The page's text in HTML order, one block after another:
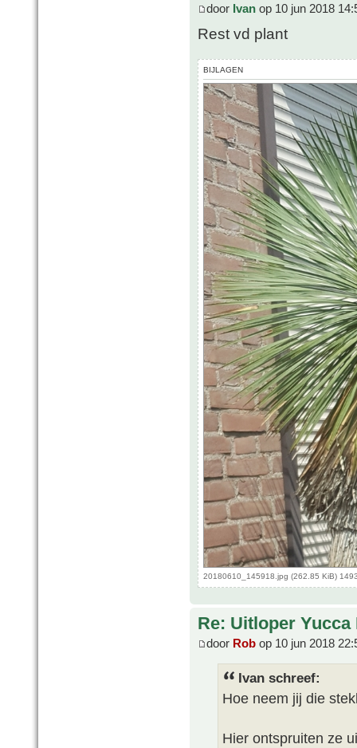
door Ivan op 10 jun 2018
Rest vd plant
BIJLAGEN
20180610_145918.jpg (262.85 KiB)
Re: Uitloper
door Rob op 10 jun 2018
Ivan schreef:
Hoe neem jij die
Hier ontspruiten ze